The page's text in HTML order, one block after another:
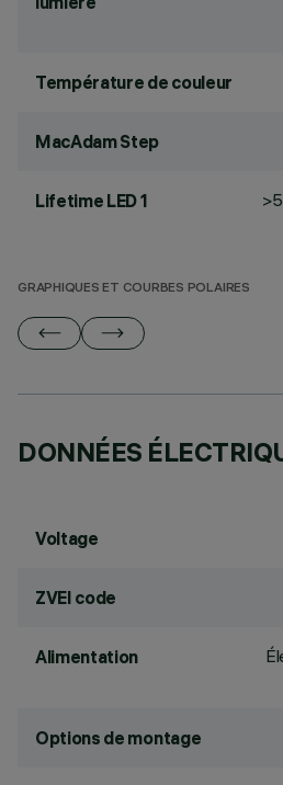
Température de couleur
MacAdam Step
Lifetime LED 1
GRAPHIQUES ET COURBES POLAIRES
DONNÉES
Voltage
ZVEI code
Alimentation
Options de montage